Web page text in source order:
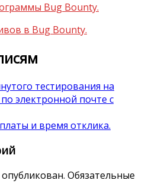
Bug Bounty.
в Bug Bounty.
тестирования на
электронной почте с
и время отклика.
Обязательные